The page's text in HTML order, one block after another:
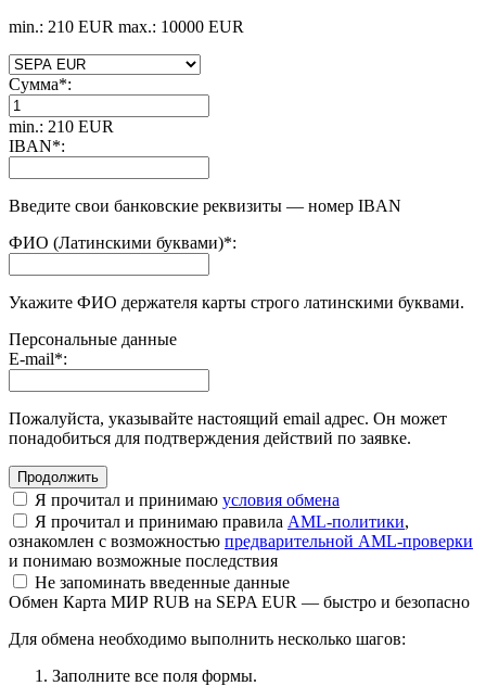
min.: 210 EUR max.: 10000 EUR
Сумма*:
min.: 210 EUR
IBAN*:
Введите свои банковские реквизиты — номер IBAN
ФИО (Латинскими буквами)*:
Укажите ФИО держателя карты строго латинскими буквами.
Персональные данные
E-mail*:
Пожалуйста, указывайте настоящий email адрес. Он может
понадобиться для подтверждения действий по заявке.
Я прочитал и принимаю условия обмена
Я прочитал и принимаю правила AML-политики,
ознакомлен с возможностью предварительной AML-проверки
и понимаю возможные последствия
Не запоминать введенные данные
Обмен Карта МИР RUB на SEPA EUR — быстро и безопасно
Для обмена необходимо выполнить несколько шагов:
Заполните все поля формы.